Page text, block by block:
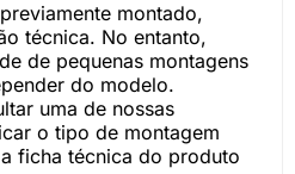
montado,
técnica. No entanto,
de pequenas montagens
do modelo.
uma de nossas
o tipo de montagem
ficha técnica do produto